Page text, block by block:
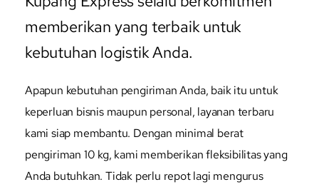
memberikan yang terbaik untuk
kebutuhan logistik Anda.
Apapun kebutuhan pengiriman Anda, baik itu untuk
keperluan bisnis maupun personal, layanan terbaru
kami siap membantu. Dengan minimal berat
pengiriman 10 kg, kami memberikan fleksibilitas yang
Anda butuhkan. Tidak perlu repot lagi mengurus